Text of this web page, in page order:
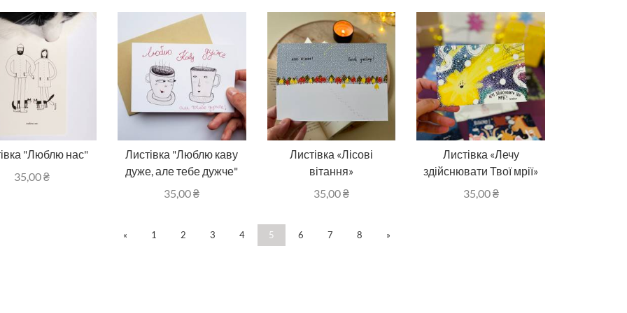
"Люблю нас"
35,00₴
Листівка "Люблю каву
дуже, але тебе дужче"
35,00₴
Листівка «Лісові
вітання»
35,00₴
Листівка «Лечу
здійснювати Твої мрії»
35,00₴
« 1 2 3 4 5 6 7 8 »